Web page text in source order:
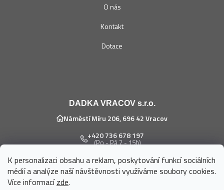
K personalizaci obsahu a reklam, poskytování funkcí sociálních
médií a analýze naší návštěvnosti využíváme soubory cookies.
Více informacízde.
O nás
Kontakt
Dotace
DADKA VRACOV s.r.o.
Náměstí Míru 206, 696 42 Vracov
+420 736 678 197
(Po - Pá 7 - 15h)
eshop@dadka.cz